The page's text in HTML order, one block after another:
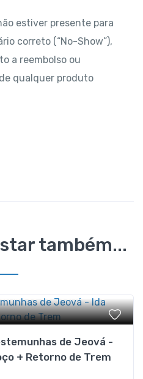
estiver presente para
correto (“No-Show”),
a reembolso ou
qualquer produto
também...
de Jeová -
+ Retorno de Trem